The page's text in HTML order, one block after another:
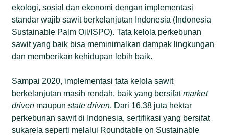
ekologi, sosial dan ekonomi dengan implementasi
standar wajib sawit berkelanjutan Indonesia (Indonesia
Sustainable Palm Oil/ISPO). Tata kelola perkebunan
sawit yang baik bisa meminimalkan dampak lingkungan
dan memberikan kehidupan lebih baik.
Sampai 2020, implementasi tata kelola sawit
berkelanjutan masih rendah, baik yang bersifatmarket
driven maupunstate driven. Dari 16,38 juta hektar
perkebunan sawit di Indonesia, sertifikasi yang bersifat
sukarela seperti melalui Roundtable on Sustainable